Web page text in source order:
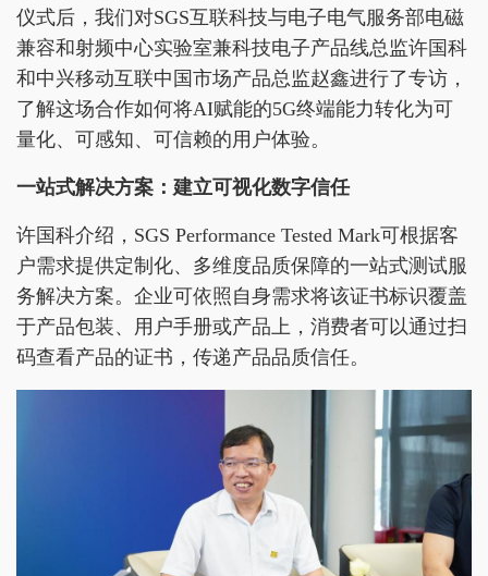
仪式后，我们对SGS互联科技与电子电气服务部电磁
兼容和射频中心实验室兼科技电子产品线总监许国科
和中兴移动互联中国市场产品总监赵鑫进行了专访，
了解这场合作如何将AI赋能的5G终端能力转化为可
量化、可感知、可信赖的用户体验。
一站式解决方案：建立可视化数字信任
许国科介绍，SGS Performance Tested Mark可根据客
户需求提供定制化、多维度品质保障的一站式测试服
务解决方案。企业可依照自身需求将该证书标识覆盖
于产品包装、用户手册或产品上，消费者可以通过扫
码查看产品的证书，传递产品品质信任。